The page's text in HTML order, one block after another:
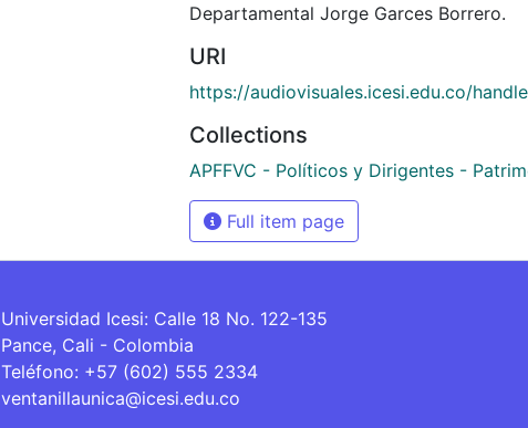
Departamental Jorge Garces Borrero.
URI
https://audiovisuales.icesi.edu.co/
Collections
APFFVC - Políticos y Dirigentes -
Full item page
Universidad Icesi: Calle 18 No. 122-135
Pance, Cali - Colombia
Teléfono: +57 (602) 555 2334
ventanillaunica@icesi.edu.co